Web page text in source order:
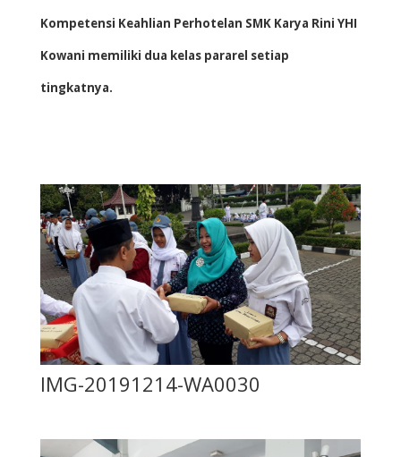
Kompetensi Keahlian Perhotelan SMK Karya Rini YHI
Kowani memiliki dua kelas pararel setiap
tingkatnya.
IMG-20191214-WA0030